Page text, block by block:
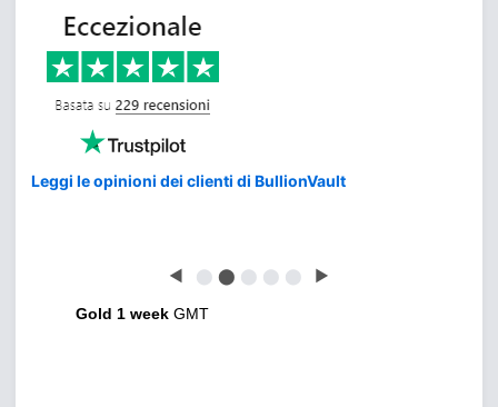
Leggi le opinioni dei clienti di BullionVault
◀ ⬤ ⬤ ⬤ ⬤ ⬤ ▶
Gold 1 week GMT